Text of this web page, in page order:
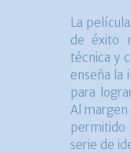
La
de éxito
técnica y
enseña la
para
Al margen
serie de